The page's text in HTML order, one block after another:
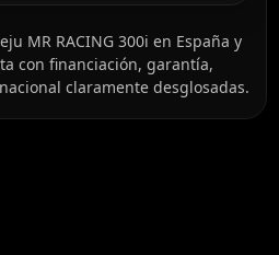
MR RACING 300i en España y
con financiación, garantía,
claramente desglosadas.